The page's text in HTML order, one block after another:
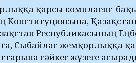
қарсы комплаенс-
Конституциясына,
Республикасының
Сыбайлас жемқорлыққа
сәйкес жүзеге